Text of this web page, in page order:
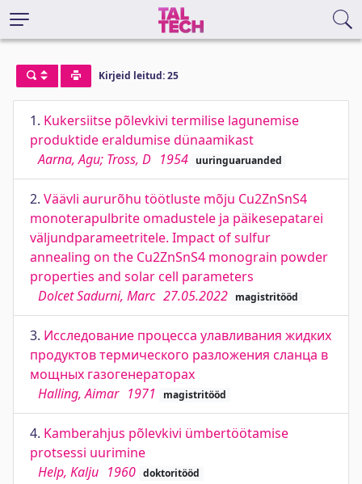
Kirjeid leitud: 25
1. Kukersiitse põlevkivi termilise lagunemise
produktide eraldumise dünaamikast
Aarna, Agu; Tross, D 1954 uuringuaruanded
2. Väävli aururõhu töötluste mõju Cu2ZnSnS4
monoterapulbrite omadustele ja päikesepatarei
väljundparameetritele. Impact of sulfur
annealing on the Cu2ZnSnS4 monograin powder
properties and solar cell parameters
Dolcet Sadurni, Marc 27.05.2022 magistritööd
3. Исследование процесса улавливания жидких
продуктов термического разложения сланца в
мощных газогенераторах
Halling, Aimar 1971 magistritööd
4. Kamberahjus põlevkivi ümbertöötamise
protsessi uurimine
Help, Kalju 1960 doktoritööd